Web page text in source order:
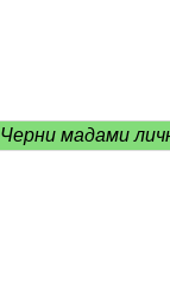
Черни мадами